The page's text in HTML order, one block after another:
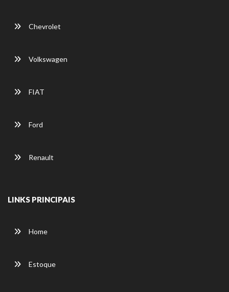
Chevrolet
Volkswagen
FIAT
Ford
Renault
LINKS PRINCIPAIS
Home
Estoque